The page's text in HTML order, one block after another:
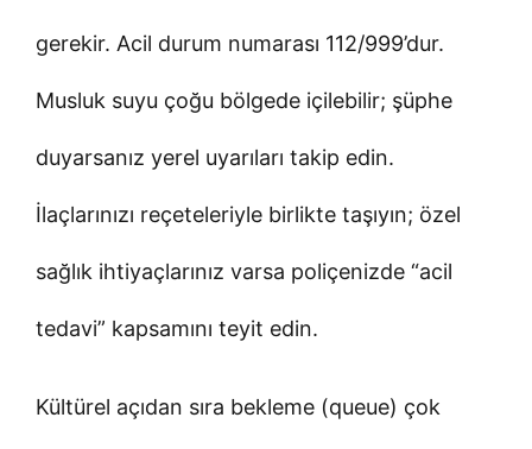
gerekir. Acil durum numarası 112/999’dur.
Musluk suyu çoğu bölgede içilebilir; şüphe
duyarsanız yerel uyarıları takip edin.
İlaçlarınızı reçeteleriyle birlikte taşıyın; özel
sağlık ihtiyaçlarınız varsa poliçenizde “acil
tedavi” kapsamını teyit edin.
Kültürel açıdan sıra bekleme (queue) çok